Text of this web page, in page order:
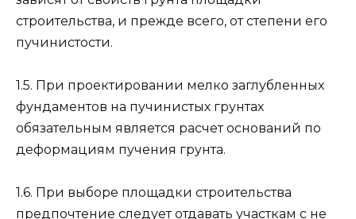
строительства, и прежде всего, от степени его
пучинистости.
1.5. При проектировании мелко заглубленных
фундаментов на пучинистых грунтах
обязательным является расчет оснований по
деформациям пучения грунта.
1.6. При выборе площадки строительства
предпочтение следует отдавать участкам с не